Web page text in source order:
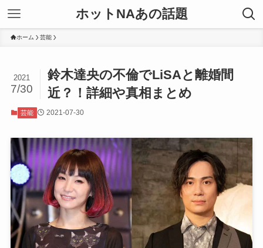
ホットNAあの話題
ホーム 芸能
鈴木達央の不倫でLiSAと離婚間
近？！詳細や真相まとめ
2021
7/30
芸能 2021-07-30